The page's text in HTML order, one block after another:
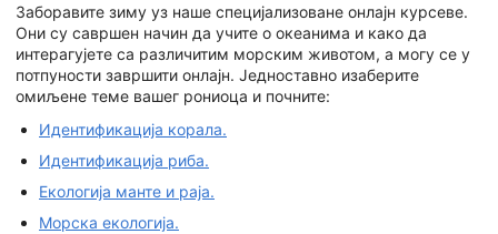
Заборавите зиму уз наше специјализоване онлајн курсеве.
Они су савршен начин да учите о океанима и како да
интерагујете са различитим морским животом, а могу се у
потпуности завршити онлајн. Једноставно изаберите
омиљене теме вашег рониоца и почните:
Идентификација корала.
Идентификација риба.
Екологија манте и раја.
Морска екологија.